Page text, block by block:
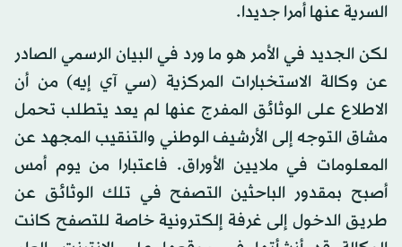
السرية عنها أمرا جديدا.
لكن الجديد في الأمر هو ما ورد في البيان الرسمي الصادر
عن وكالة الاستخبارات المركزية (سي آي إيه) من أن
الاطلاع على الوثائق المفرج عنها لم يعد يتطلب تحمل
مشاق التوجه إلى الأرشيف الوطني والتنقيب المجهد عن
المعلومات في ملايين الأوراق. فاعتبارا من يوم أمس
أصبح بمقدور الباحثين التصفح في تلك الوثائق عن
طريق الدخول إلى غرفة إلكترونية خاصة للتصفح كانت